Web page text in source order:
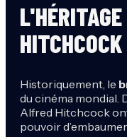
Historiquement, le
du cinéma mondial.
Alfred Hitchcock
pouvoir